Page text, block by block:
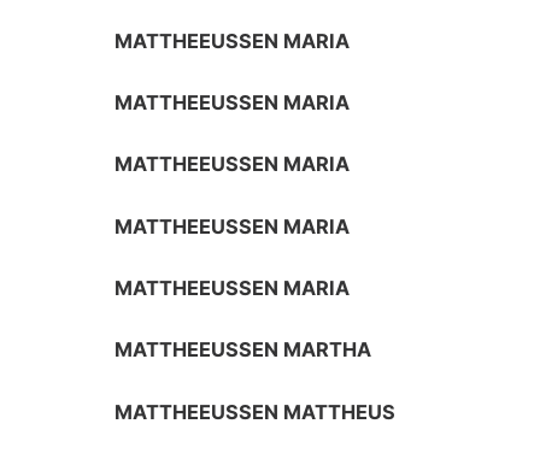
MATTHEEUSSEN MARIA
MATTHEEUSSEN MARIA
MATTHEEUSSEN MARIA
MATTHEEUSSEN MARIA
MATTHEEUSSEN MARIA
MATTHEEUSSEN MARTHA
MATTHEEUSSEN MATTHEUS